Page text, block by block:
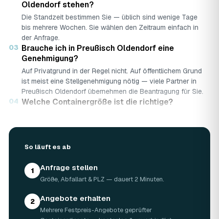
Oldendorf stehen?
Die Standzeit bestimmen Sie — üblich sind wenige Tage
bis mehrere Wochen. Sie wählen den Zeitraum einfach in
der Anfrage.
03 Brauche ich in Preußisch Oldendorf eine
Genehmigung?
Auf Privatgrund in der Regel nicht. Auf öffentlichem Grund
ist meist eine Stellgenehmigung nötig — viele Partner in
Preußisch Oldendorf übernehmen die Beantragung für Sie.
04 Welche Containergröße ist die richtige?
Was darf rein — und was nicht?
Grünschnitt, Holz …). Sondermüll wie Asbest braucht eine
gesonderte Annahme.
Oldendorf?
Laut Marktrecherche (keine AWL-eigenen Auftragsdaten):
So läuft es ab
1 Anfrage stellen
Größe, Abfallart & PLZ — dauert 2 Minuten.
2 Angebote erhalten
Mehrere Festpreis-Angebote geprüfter